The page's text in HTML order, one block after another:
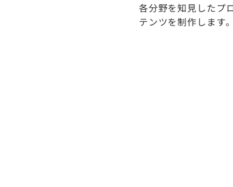
各分野を知⾒したプ
テンツを制作します。